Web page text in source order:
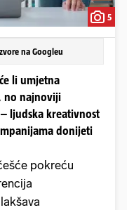
5
na Googleu
li umjetna
no najnoviji
ljudska kreativnost
donijeti
pokreću